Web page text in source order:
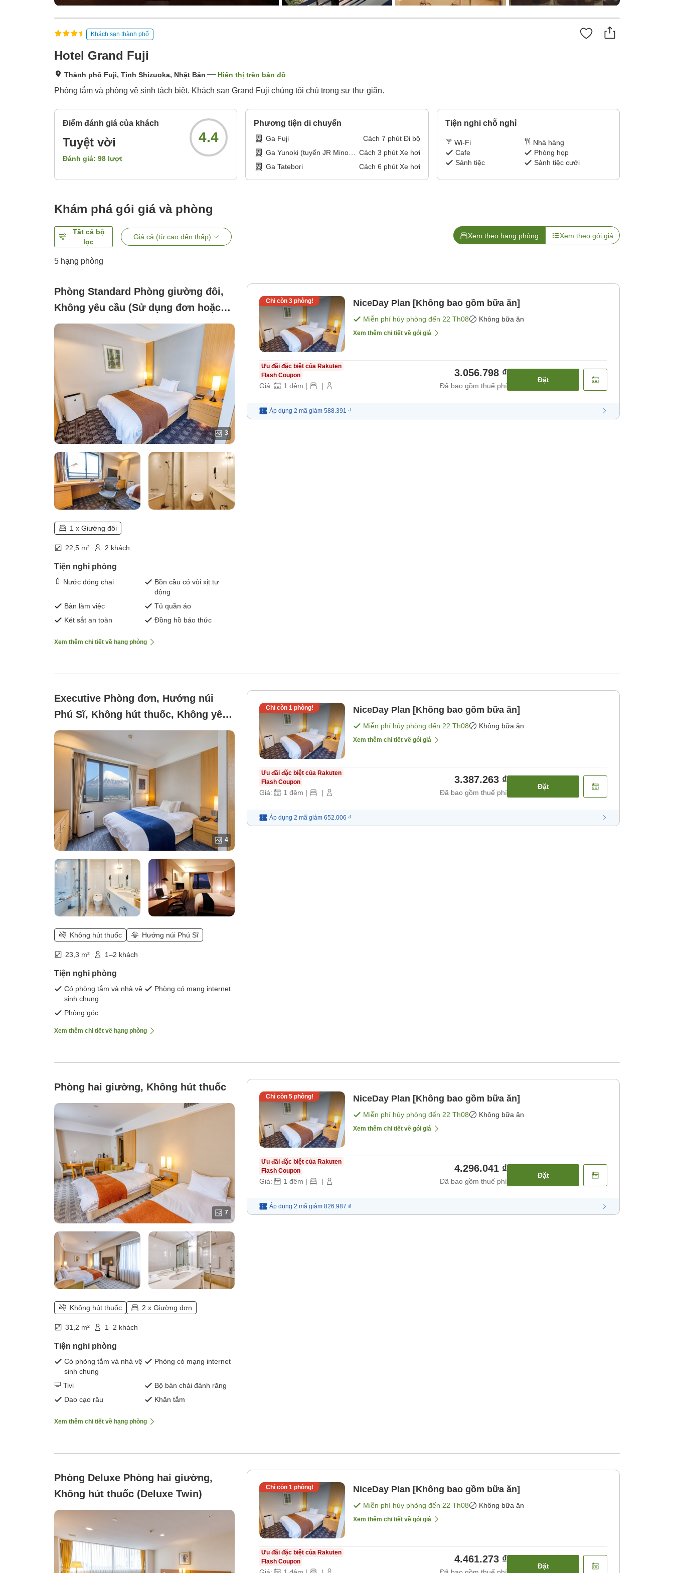
Khách sạn thành phố
Hotel Grand Fuji
Thành phố Fuji, Tỉnh Shizuoka, Nhật Bản Hiển thị trên bản đồ
Phòng tắm và phòng vệ sinh tách biệt. Khách sạn Grand Fuji chúng tôi chú trọng sự thư giãn.
Điểm đánh giá của khách
Tuyệt vời
Đánh giá: 98 lượt
4.4
Phương tiện di chuyển
Ga Fuji Cách 7 phút Đi bộ
Ga Yunoki (tuyến JR Minobu
thuộc tỉnh Shizuoka)
Cách 3 phút Xe hơi
Ga Tatebori
Cách 6 phút Xe hơi
Tiện nghi chỗ nghỉ
Wi-Fi
Nhà hàng
Cafe
Phòng họp
Sảnh tiệc
Sảnh tiệc cưới
Khám phá gói giá và phòng
Tất cả bộ
lọc
Giá cả (từ cao đến thấp) Xem theo hạng phòng Xem theo gói giá
5 hạng phòng
Phòng Standard Phòng giường đôi,
Không yêu cầu (Sử dụng đơn hoặc
đôi)
3
1 x Giường đôi
22,5 m² 2 khách
Tiện nghi phòng
Nước đóng chai
Bồn cầu có vòi xịt tự
động
Bàn làm việc
Tủ quần áo
Két sắt an toàn
Đồng hồ báo thức
Xem thêm chi tiết về hạng phòng
Chỉ còn 3phòng! NiceDay Plan [Không bao gồm bữa ăn]
Miễn phí hủy phòng đến 22 Th08 Không bữa ăn
Xem thêm chi tiết về gói giá
Ưu đãi đặc biệt của Rakuten
Flash Coupon
Giá: 1 đêm | |
3.056.798 ₫
Đã bao gồm thuế phí
Đặt
Áp dụng 2 mã giảm 588.391 ₫
Executive Phòng đơn, Hướng núi
Phú Sĩ, Không hút thuốc, Không yêu
cầu (Giám đốc điều hành)
4
Không hút thuốc Hướng núi Phú Sĩ
23,3 m² 1–2 khách
Tiện nghi phòng
Có phòng tắm và nhà vệ
sinh chung
Phòng có mạng internet
Phòng góc
Xem thêm chi tiết về hạng phòng
Chỉ còn 1phòng! NiceDay Plan [Không bao gồm bữa ăn]
Miễn phí hủy phòng đến 22 Th08 Không bữa ăn
Xem thêm chi tiết về gói giá
Ưu đãi đặc biệt của Rakuten
Flash Coupon
Giá: 1 đêm | |
3.387.263 ₫
Đã bao gồm thuế phí
Đặt
Áp dụng 2 mã giảm 652.006 ₫
Phòng hai giường, Không hút thuốc
7
Không hút thuốc 2 x Giường đơn
31,2 m² 1–2 khách
Tiện nghi phòng
Có phòng tắm và nhà vệ
sinh chung
Phòng có mạng internet
Tivi
Bộ bàn chải đánh răng
Dao cạo râu
Khăn tắm
Xem thêm chi tiết về hạng phòng
Chỉ còn 5phòng! NiceDay Plan [Không bao gồm bữa ăn]
Miễn phí hủy phòng đến 22 Th08 Không bữa ăn
Xem thêm chi tiết về gói giá
Ưu đãi đặc biệt của Rakuten
Flash Coupon
Giá: 1 đêm | |
4.296.041 ₫
Đã bao gồm thuế phí
Đặt
Áp dụng 2 mã giảm 826.987 ₫
Phòng Deluxe Phòng hai giường,
Không hút thuốc (Deluxe Twin)
Chỉ còn 1 phòng! NiceDay Plan [Không bao gồm bữa ăn]
Miễn phí hủy phòng đến 22 Th08 Không bữa ăn
Xem thêm chi tiết về gói giá
Ưu đãi đặc biệt của Rakuten
Flash Coupon
4.461.273 ₫
Đặt